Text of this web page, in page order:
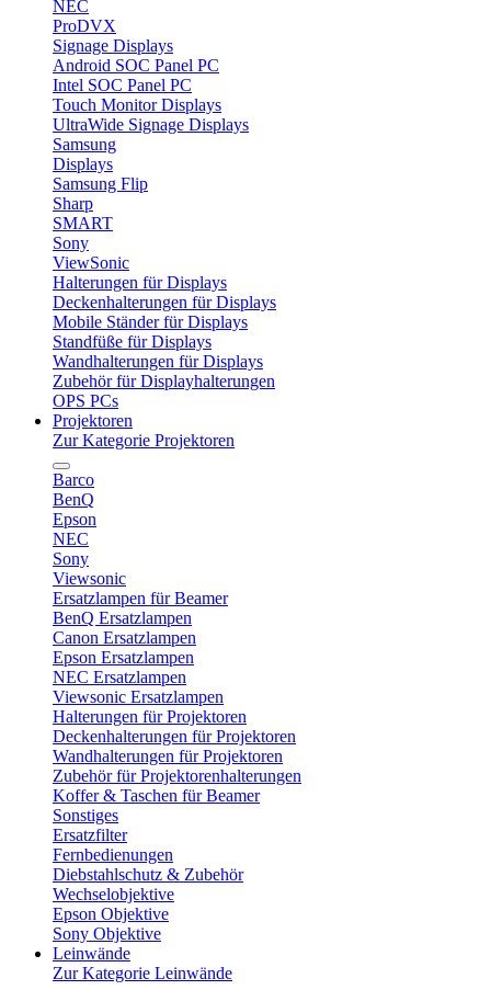
NEC
ProDVX
Signage Displays
Android SOC Panel PC
Intel SOC Panel PC
Touch Monitor Displays
UltraWide Signage Displays
Samsung
Displays
Samsung Flip
Sharp
SMART
Sony
ViewSonic
Halterungen für Displays
Deckenhalterungen für Displays
Mobile Ständer für Displays
Standfüße für Displays
Wandhalterungen für Displays
Zubehör für Displayhalterungen
OPS PCs
Projektoren
Zur Kategorie Projektoren
Barco
BenQ
Epson
NEC
Sony
Viewsonic
Ersatzlampen für Beamer
BenQ Ersatzlampen
Canon Ersatzlampen
Epson Ersatzlampen
NEC Ersatzlampen
Viewsonic Ersatzlampen
Halterungen für Projektoren
Deckenhalterungen für Projektoren
Wandhalterungen für Projektoren
Zubehör für Projektorenhalterungen
Koffer & Taschen für Beamer
Sonstiges
Ersatzfilter
Fernbedienungen
Diebstahlschutz & Zubehör
Wechselobjektive
Epson Objektive
Sony Objektive
Leinwände
Zur Kategorie Leinwände